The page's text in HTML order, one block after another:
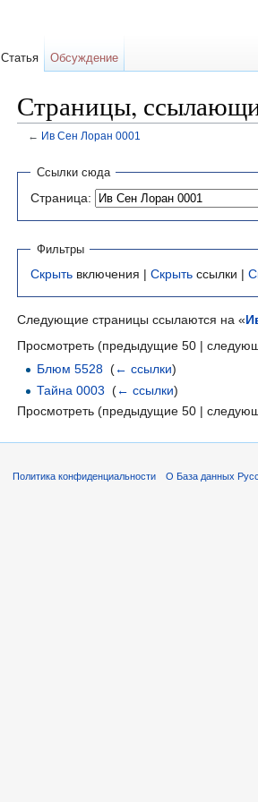
Страницы,
← Ив Сен Лоран 0001
Ссылки сюда
Страница:
Фильтры
Скрыть включения | Скрыть ссылки |
Следующие страницы ссылаются на «
Просмотреть (предыдущие 50 |
Блюм 5528 ‎(← ссылки)
Тайна 0003 ‎(← ссылки)
Просмотреть (предыдущие 50 |
Статья Обсуждение
Политика конфиденциальности О База данных